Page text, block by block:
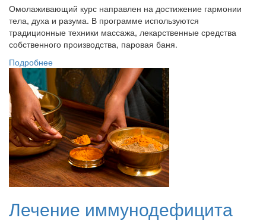
Омолаживающий курс направлен на достижение гармонии
тела, духа и разума. В программе используются
традиционные техники массажа, лекарственные средства
собственного производства, паровая баня.
Подробнее
Лечение иммунодефицита